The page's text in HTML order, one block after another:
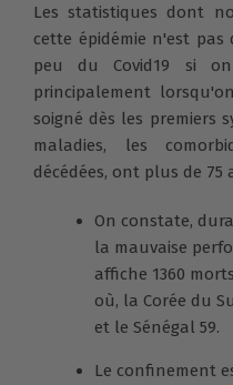
Les statistiques dont
cette épidémie n'est
peu du Covid19 si
principalement
soigné dès les premiers
maladies, les
décédées, ont plus de 75
On constate,
la mauvaise
affiche 1360
où, la Corée du
et le Sénégal 59.
Le confinement